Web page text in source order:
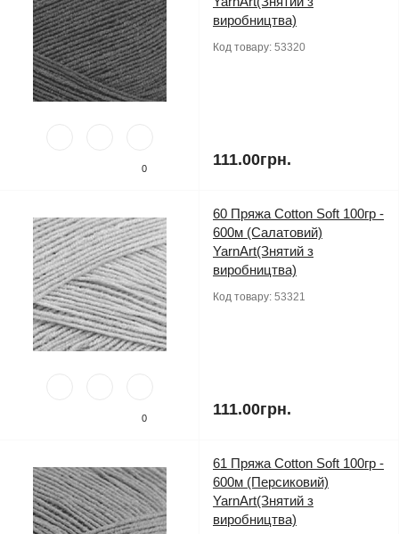
0
виробництва)
Код товару: 53320
111.00грн.
0
60 Пряжа Cotton Soft 100гр -
600м (Салатовий)
YarnArt(Знятий з
виробництва)
Код товару: 53321
111.00грн.
61 Пряжа Cotton Soft 100гр -
600м (Персиковий)
YarnArt(Знятий з
виробництва)